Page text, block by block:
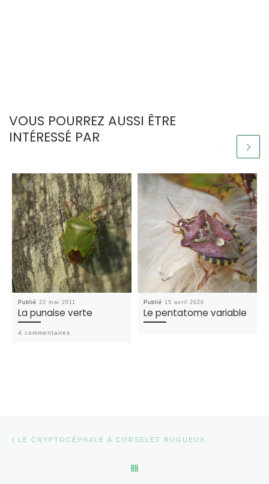
VOUS POURREZ AUSSI ÊTRE
INTÉRESSÉ PAR
Publié22 mai 2011
La punaise verte
4 commentaires
Publié 15 avril 2026
Le pentatome variable
Parcourir les articles
LE CRYPTOCÉPHALE À CORSELET RUGUEUX